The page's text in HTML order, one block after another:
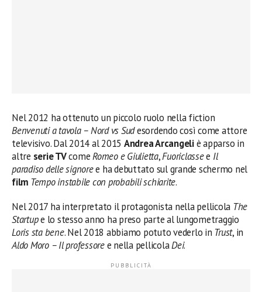
Nel 2012 ha ottenuto un piccolo ruolo nella fiction
Benvenuti a tavola – Nord vs Sudesordendo così come attore
televisivo. Dal 2014 al 2015 Andrea Arcangeliè apparso in
altre serie TVcomeRomeo e Giulietta,Fuoriclassee Il
paradiso delle signoree ha debuttato sul grande schermo nel
film Tempo instabile con probabili schiarite.
Nel 2017 ha interpretato il protagonista nella pellicola The
Startupe lo stesso anno ha preso parte al lungometraggio
Loris sta bene. Nel 2018 abbiamo potuto vederlo in Trust, in
Aldo Moro – Il professoree nella pellicolaDei.